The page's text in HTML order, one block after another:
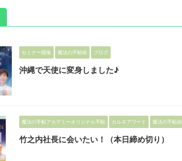
セミナー開催 魔法の手帖術 ブログ
沖縄で天使に変身しました♪
魔法の手帖アカデミーオリジナル手帖 カルネアワード 魔法の手帖術
竹之内社長に会いたい！（本日締め切り）